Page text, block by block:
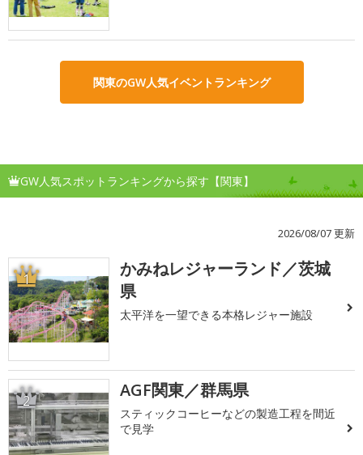
関東のGW人気イベントランキング
GW人気スポットランキングから探す【関東】
2026/08/07 更新
1
かみねレジャーランド／茨城
県
太平洋を一望できる本格レジャー施設
2 AGF関東／群馬県
スティックコーヒーなどの製造工程を間近
で見学